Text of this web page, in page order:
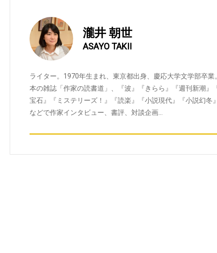
瀧井 朝世
ASAYO TAKII
ライター。1970年生まれ、東京都出身、慶応大学文学部卒
本の雑誌「作家の読書道」、『波』『きらら』『週刊新潮』
宝石』『ミステリーズ！』『読楽』『小説現代』『小説幻冬
などで作家インタビュー、書評、対談企画…